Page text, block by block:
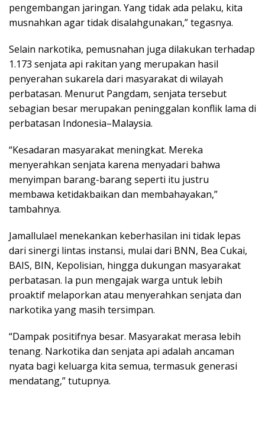
pengembangan jaringan. Yang tidak ada pelaku, kita
musnahkan agar tidak disalahgunakan,” tegasnya.
Selain narkotika, pemusnahan juga dilakukan terhadap
1.173 senjata api rakitan yang merupakan hasil
penyerahan sukarela dari masyarakat di wilayah
perbatasan. Menurut Pangdam, senjata tersebut
sebagian besar merupakan peninggalan konflik lama di
perbatasan Indonesia–Malaysia.
“Kesadaran masyarakat meningkat. Mereka
menyerahkan senjata karena menyadari bahwa
menyimpan barang-barang seperti itu justru
membawa ketidakbaikan dan membahayakan,”
tambahnya.
Jamallulael menekankan keberhasilan ini tidak lepas
dari sinergi lintas instansi, mulai dari BNN, Bea Cukai,
BAIS, BIN, Kepolisian, hingga dukungan masyarakat
perbatasan. Ia pun mengajak warga untuk lebih
proaktif melaporkan atau menyerahkan senjata dan
narkotika yang masih tersimpan.
“Dampak positifnya besar. Masyarakat merasa lebih
tenang. Narkotika dan senjata api adalah ancaman
nyata bagi keluarga kita semua, termasuk generasi
mendatang,” tutupnya.